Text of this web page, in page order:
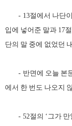
- 13절에서 나단
입에 넣어준 말과 17
단의 말 중에 없었던
- 반면에 오늘 본
에서 한 번도 나오지
- 52절의 ‘ 그가